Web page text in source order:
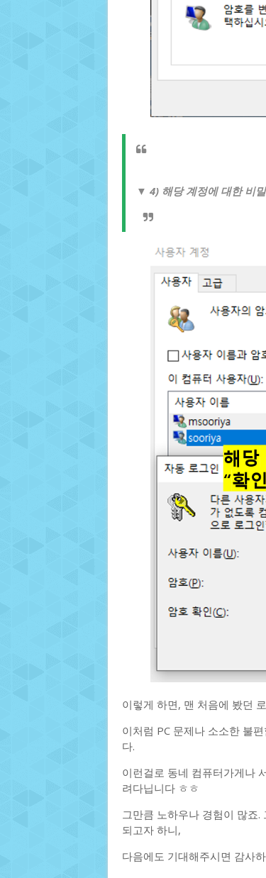
▼ 4) 해당 계정에 대한 비
이렇게 하면, 맨 처음에 봤던
이처럼 PC 문제나 소소한 불
다.
이런걸로 동네 컴퓨터가게나
려다닙니다 ㅎㅎ
그만큼 노하우나 경험이 많죠
되고자 하니,
다음에도 기대해주시면 감사